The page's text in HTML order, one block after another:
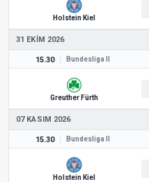
Holstein Kiel
31 EKIM 2026
15.30 Bundesliga II
Greuther Fürth
07 KASIM 2026
15.30 Bundesliga II
Holstein Kiel